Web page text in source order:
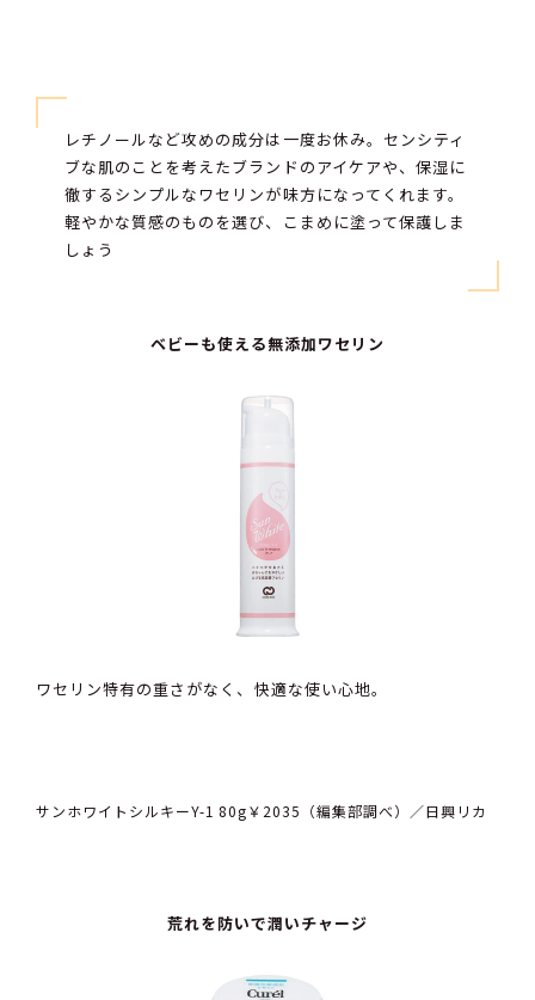
レチノールなど攻めの成分は一度お休み。センシティ
ブな肌のことを考えたブランドのアイケアや、保湿に
徹するシンプルなワセリンが味方になってくれます。
軽やかな質感のものを選び、こまめに塗って保護しま
しょう
ベビーも使える無添加ワセリン
ワセリン特有の重さがなく、快適な使い心地。
サンホワイトシルキーY-1 80g￥2035（編集部調べ）／日興リカ
荒れを防いで潤いチャージ